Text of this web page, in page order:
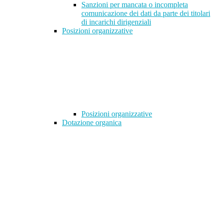
Sanzioni per mancata o incompleta
comunicazione dei dati da parte dei titolari
di incarichi dirigenziali
Posizioni organizzative
Posizioni organizzative
Dotazione organica